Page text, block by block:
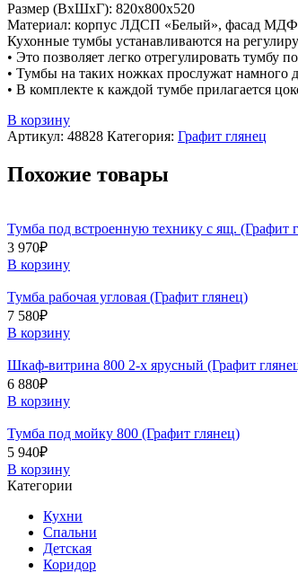
Размер (ВхШхГ): 820х800х520
Материал: корпус ЛДСП «Белый», фасад МДФ
Кухонные тумбы устанавливаются на
• Это позволяет легко отрегулировать тумбу
• Тумбы на таких ножках прослужат намного
• В комплекте к каждой тумбе прилагается
В корзину
Артикул: 48828 Категория: Графит глянец
Похожие товары
Тумба под встроенную технику с ящ. (Графит
3 970₽
В корзину
Тумба рабочая угловая (Графит глянец)
7 580₽
В корзину
Шкаф-витрина 800 2-х ярусный (Графит
6 880₽
В корзину
Тумба под мойку 800 (Графит глянец)
5 940₽
В корзину
Категории
Кухни
Спальни
Детская
Коридор